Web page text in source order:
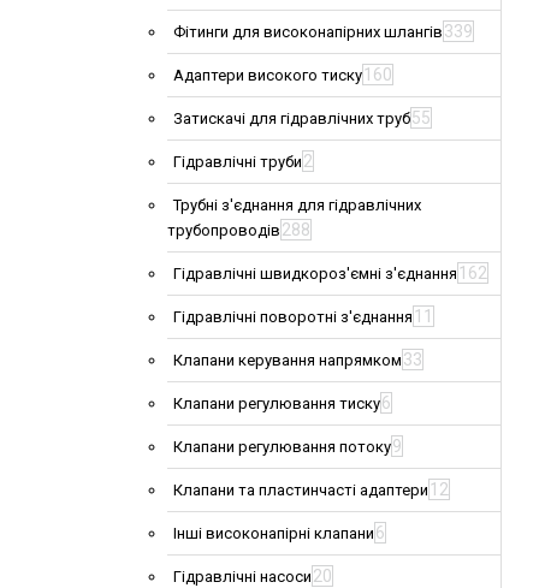
Фітинги для високонапірних шлангів 339
Адаптери високого тиску 160
Затискачі для гідравлічних труб55
Гідравлічні труби 2
Трубні з'єднання для гідравлічних
трубопроводів 288
Гідравлічні швидкороз'ємні з'єднання 162
Гідравлічні поворотні з'єднання 11
Клапани керування напрямком 33
Клапани регулювання тиску6
Клапани регулювання потоку9
Клапани та пластинчасті адаптери 12
Інші високонапірні клапани 6
Гідравлічні насоси 20